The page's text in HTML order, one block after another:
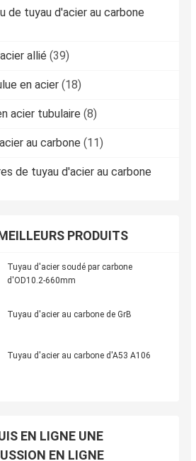
de tuyau d'acier au carbone
allié (39)
en acier (18)
acier tubulaire (8)
au carbone (11)
de tuyau d'acier au carbone
PRODUITS
Tuyau d'acier soudé par carbone
d'OD10.2-660mm
Tuyau d'acier au carbone de GrB
Tuyau d'acier au carbone d'A53 A106
EN LIGNE UNE
EN LIGNE